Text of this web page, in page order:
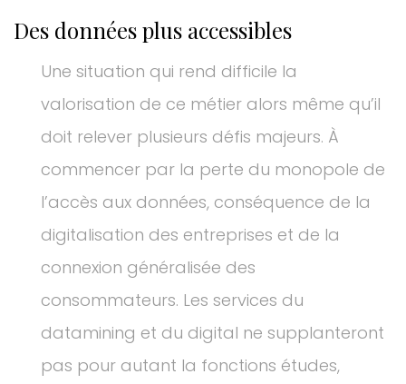
Des données plus accessibles
Une situation qui rend difficile la
valorisation de ce métier alors même qu’il
doit relever plusieurs défis majeurs. À
commencer par la perte du monopole de
l’accès aux données, conséquence de la
digitalisation des entreprises et de la
connexion généralisée des
consommateurs. Les services du
datamining et du digital ne supplanteront
pas pour autant la fonctions études,